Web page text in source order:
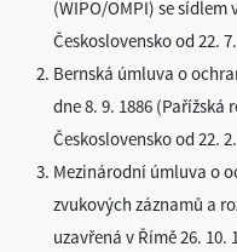
(WIPO/OMPI) se sídlem
Československo od 22.
Bernská úmluva o
dne 8. 9. 1886 (Pařížská
Československo od 22.
Mezinárodní úmluva o
zvukových záznamů a
uzavřená v Římě 26. 10.